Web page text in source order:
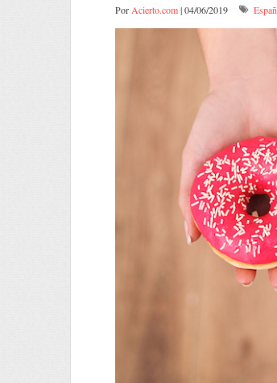
Por Acierto.com| 04/06/2019